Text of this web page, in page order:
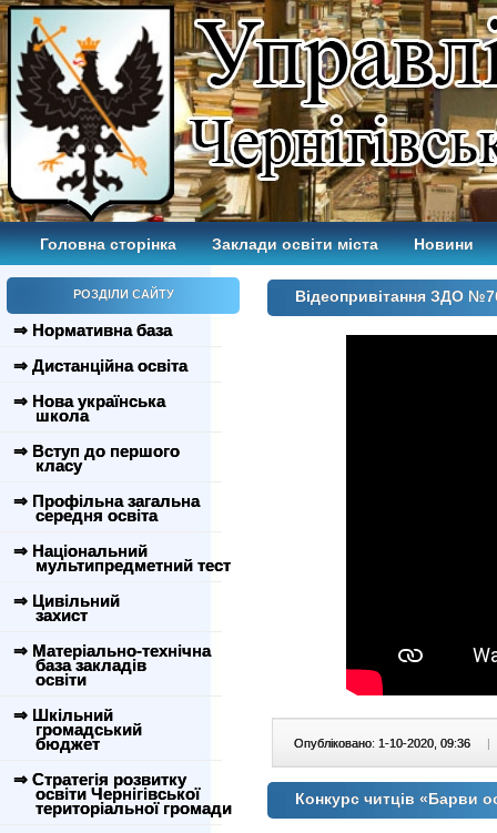
Головна сторінка Заклади освіти міста Новини
РОЗДІЛИ САЙТУ
⇒ Нормативна база
⇒ Дистанційна освіта
⇒ Нова українська
школа
⇒ Вступ до першого
класу
⇒ Профільна загальна
середня освіта
⇒ Національний
мультипредметний тест
⇒ Цивільний
захист
⇒ Матеріально-технічна
база закладів
освіти
⇒ Шкільний
громадський
бюджет
⇒ Стратегія розвитку
освіти Чернігівської
територіальної громади
Відеопривітання ЗДО
Опубліковано: 1-10-2020, 09:36 |
Конкурс читців «Барви